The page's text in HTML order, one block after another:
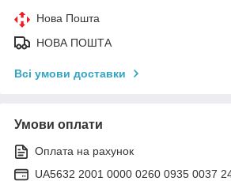
Нова Пошта
НОВА ПОШТА
Всі умови доставки
Умови оплати
Оплата на рахунок
UA5632 2001 0000 0260 0935 0037